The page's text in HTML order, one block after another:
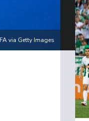
via Getty Images